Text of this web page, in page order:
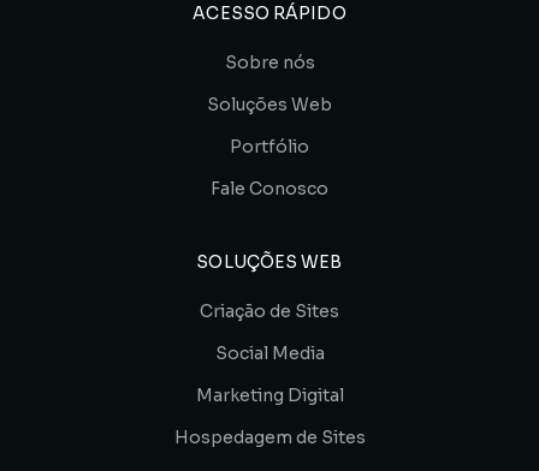
ACESSO RÁPIDO
Sobre nós
Soluções Web
Portfólio
Fale Conosco
SOLUÇÕES WEB
Criação de Sites
Social Media
Marketing Digital
Hospedagem de Sites